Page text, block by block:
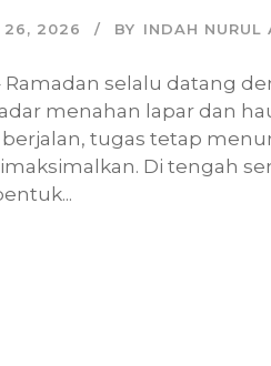
26, 2026 BY INDAH NURUL
Ramadan selalu datang
menahan lapar dan
tugas tetap
Di tengah